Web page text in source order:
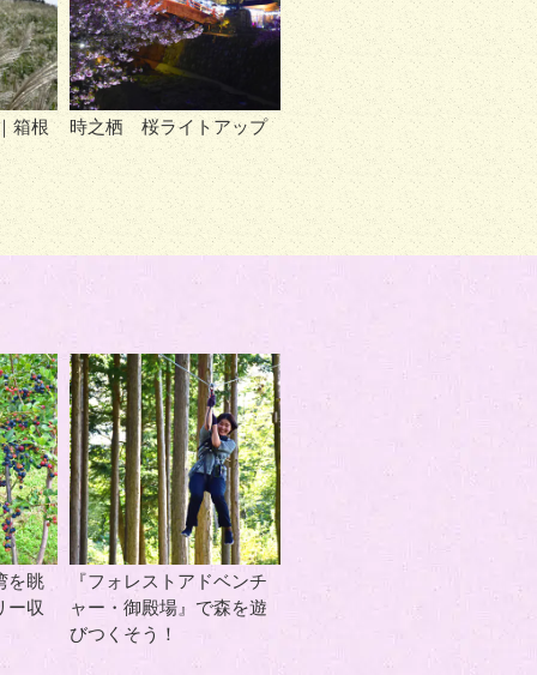
箱根 時之栖 桜ライトアップ
を眺
ー収
『フォレストアドベンチ
ャー・御殿場』で森を遊
びつくそう！